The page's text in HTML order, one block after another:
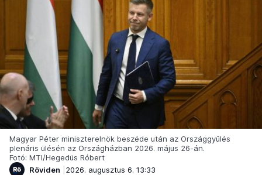
Magyar Péter miniszterelnök beszéde után az Országgyűlés
plenáris ülésén az Országházban 2026. május 26-án.
Fotó: MTI/Hegedüs Róbert
Röviden
2026. augusztus 6. 13:33